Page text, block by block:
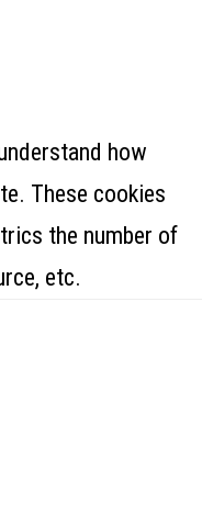
how
These cookies
the number of
etc.